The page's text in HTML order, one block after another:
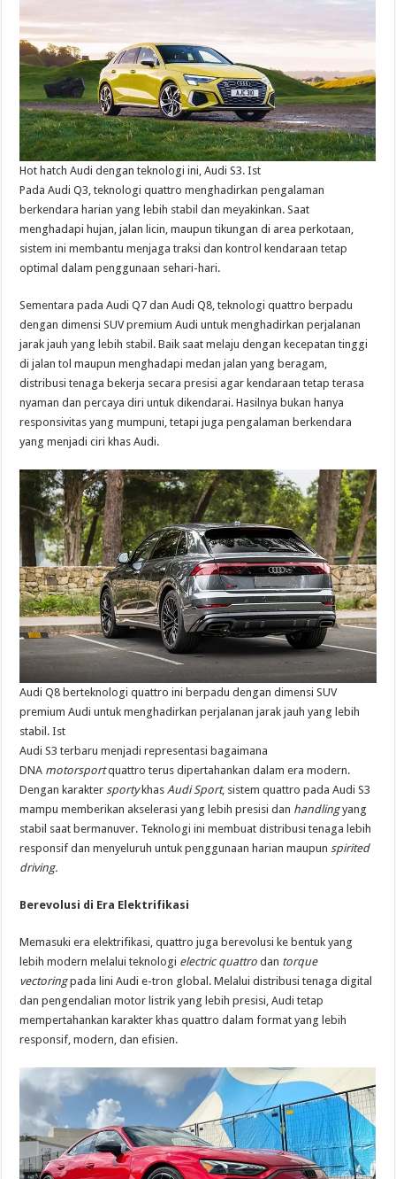
Hot hatch Audi dengan teknologi ini, Audi S3. Ist
Pada Audi Q3, teknologi quattro menghadirkan pengalaman
berkendara harian yang lebih stabil dan meyakinkan. Saat
menghadapi hujan, jalan licin, maupun tikungan di area perkotaan,
sistem ini membantu menjaga traksi dan kontrol kendaraan tetap
optimal dalam penggunaan sehari-hari.
Sementara pada Audi Q7 dan Audi Q8, teknologi quattro berpadu
dengan dimensi SUV premium Audi untuk menghadirkan perjalanan
jarak jauh yang lebih stabil. Baik saat melaju dengan kecepatan tinggi
di jalan tol maupun menghadapi medan jalan yang beragam,
distribusi tenaga bekerja secara presisi agar kendaraan tetap terasa
nyaman dan percaya diri untuk dikendarai. Hasilnya bukan hanya
responsivitas yang mumpuni, tetapi juga pengalaman berkendara
yang menjadi ciri khas Audi.
Audi Q8 berteknologi quattro ini berpadu dengan dimensi SUV
premium Audi untuk menghadirkan perjalanan jarak jauh yang lebih
stabil. Ist
Audi S3 terbaru menjadi representasi bagaimana
DNA motorsportquattro terus dipertahankan dalam era modern.
Dengan karaktersportykhasAudi Sport, sistem quattro pada Audi S3
mampu memberikan akselerasi yang lebih presisi dan handlingyang
stabil saat bermanuver. Teknologi ini membuat distribusi tenaga lebih
responsif dan menyeluruh untuk penggunaan harian maupunspirited
driving.
Berevolusi di Era Elektrifikasi
Memasuki era elektrifikasi, quattro juga berevolusi ke bentuk yang
lebih modern melalui teknologi electric quattro dan torque
vectoringpada lini Audi e-tron global. Melalui distribusi tenaga digital
dan pengendalian motor listrik yang lebih presisi, Audi tetap
mempertahankan karakter khas quattro dalam format yang lebih
responsif, modern, dan efisien.